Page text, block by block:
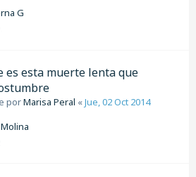
G
es esta muerte lenta que
porMarisa Peral «Jue, 02 Oct 2014